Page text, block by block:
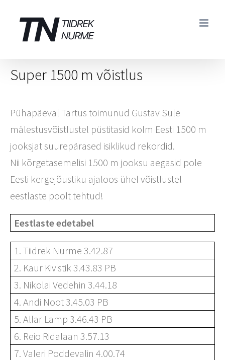
content
Super 1500 m võistlus
Pühapäeval Tartus toimunud Gustav Sule
mälestusvõistlustel püstitasid kolm Eesti 1500 m
jooksjat suurepärased isiklikud rekordid.
Nii kõrgetasemelisi 1500 m jooksu aegasid pole
Eesti kergejõustiku ajaloos ühel võistlustel
eestlaste poolt tehtud!
Eestlaste edetabel
1. Tiidrek Nurme 3.42.87
2. Kaur Kivistik 3.43.83 PB
3. Nikolai Vedehin 3.44.18
4. Andi Noot 3.45.03 PB
5. Allar Lamp 3.46.43 PB
6. Reio Ridalaan 3.57.13
7. Valeri Poddevalin 4.00.74